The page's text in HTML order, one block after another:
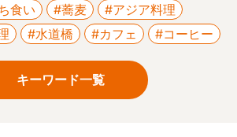
食い #蕎麦
#アジア料理
#水道橋 #カフェ #コーヒー
キーワード一覧